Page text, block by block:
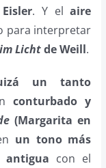
Eisler. Y elaire
para interpretar
Lichtde Weill.
un tanto
conturbado y
(Margarita en
un tono más
antigua con el